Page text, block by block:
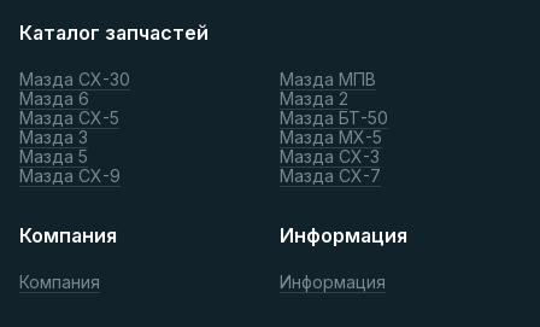
Каталог запчастей
Мазда СХ-30
Мазда 6
Мазда СХ-5
Мазда 3
Мазда 5
Мазда СХ-9
Мазда МПВ
Мазда 2
Мазда БТ-50
Мазда МХ-5
Мазда СХ-3
Мазда СХ-7
Компания
Компания
Информация
Информация